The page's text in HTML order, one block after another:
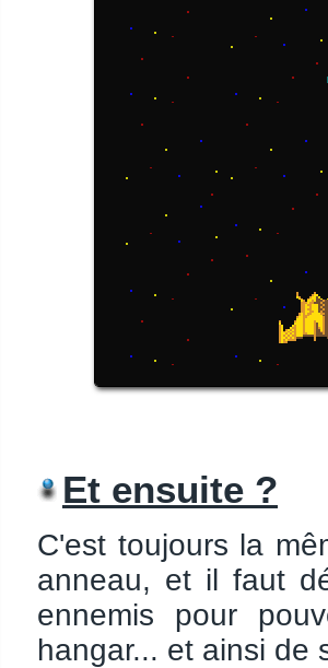
Et ensuite ?
C'est toujours la
anneau, et il faut
ennemis pour
hangar... et ainsi de